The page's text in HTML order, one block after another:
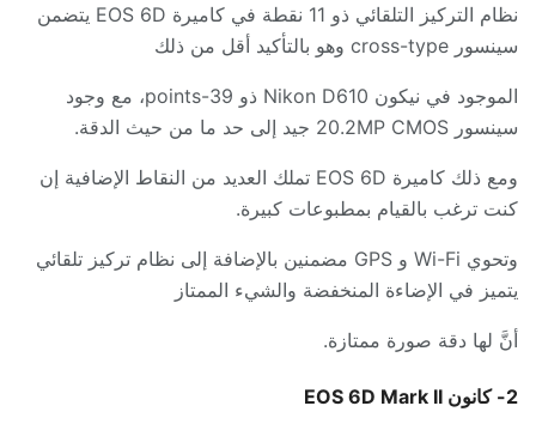
نظام التركيز التلقائي ذو في كاميرة
يتضمن
سينسور
وهو بالتأكيد أقل من ذلك
الموجود في نيكون ذو
، مع وجود
سينسور
جيد إلى حد ما من حيث الدقة.
ومع ذلك كاميرة
تملك العديد من النقاط الإضافية إن
كنت ترغب بالقيام بمطبوعات كبيرة.
وتحوي و
مضمنين بالإضافة إلى نظام تركيز تلقائي
يتميز في الإضاءة المنخفضة والشيء الممتاز
أنَّ لها دقة صورة ممتازة.
2- كانون EOS 6D Mark II